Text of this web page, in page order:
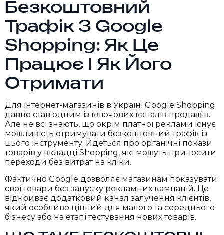
Безкоштовний
Трафік З Google
Shopping: Як Це
Працює І Як Його
Отримати
Для інтернет-магазинів в Україні Google Shopping
давно став одним із ключових каналів продажів.
Але не всі знають, що окрім платної реклами існує
можливість отримувати безкоштовний трафік із
цього інструменту. Йдеться про органічні покази
товарів у вкладці Shopping, які можуть приносити
переходи без витрат на кліки.
Фактично Google дозволяє магазинам показувати
свої товари без запуску рекламних кампаній. Це
відкриває додатковий канал залучення клієнтів,
який особливо цінний для малого та середнього
бізнесу або на етапі тестування нових товарів.